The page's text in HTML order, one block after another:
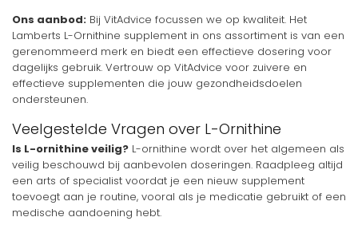
Ons aanbod: Bij VitAdvice focussen we op kwaliteit. Het
Lamberts L-Ornithine supplement in ons assortiment is van een
gerenommeerd merk en biedt een effectieve dosering voor
dagelijks gebruik. Vertrouw op VitAdvice voor zuivere en
effectieve supplementen die jouw gezondheidsdoelen
ondersteunen.
Veelgestelde Vragen over L-Ornithine
Is L-ornithine veilig? L-ornithine wordt over het algemeen als
veilig beschouwd bij aanbevolen doseringen. Raadpleeg altijd
een arts of specialist voordat je een nieuw supplement
toevoegt aan je routine, vooral als je medicatie gebruikt of een
medische aandoening hebt.